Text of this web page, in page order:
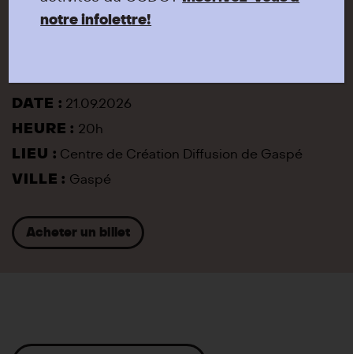
DATE : 21.09.2026
HEURE : 20h
LIEU : Centre de Création Diffusion de Gaspé
VILLE : Gaspé
Acheter un billet
notre infolettre!